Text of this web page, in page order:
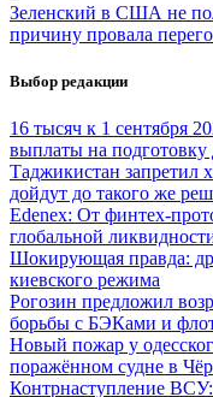
Зеленский в США не
причину провала
Выбор редакции
16 тысяч к 1 сентября
выплаты на подготовку
Таджикистан запретил
дойдут до такого же
Edenex: От финтех-
глобальной
Шокирующая правда:
киевского режима
Рогозин предложил
борьбы с БЭКами и
Новый пожар у
поражённом судне в
Контрнаступление